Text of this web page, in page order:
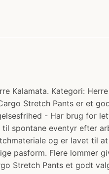
Kalamata. Kategori:
Stretch Pants er et
- Har brug for
spontane eventyr efter
og er lavet til
pasform. Flere lommer
Stretch Pants et godt